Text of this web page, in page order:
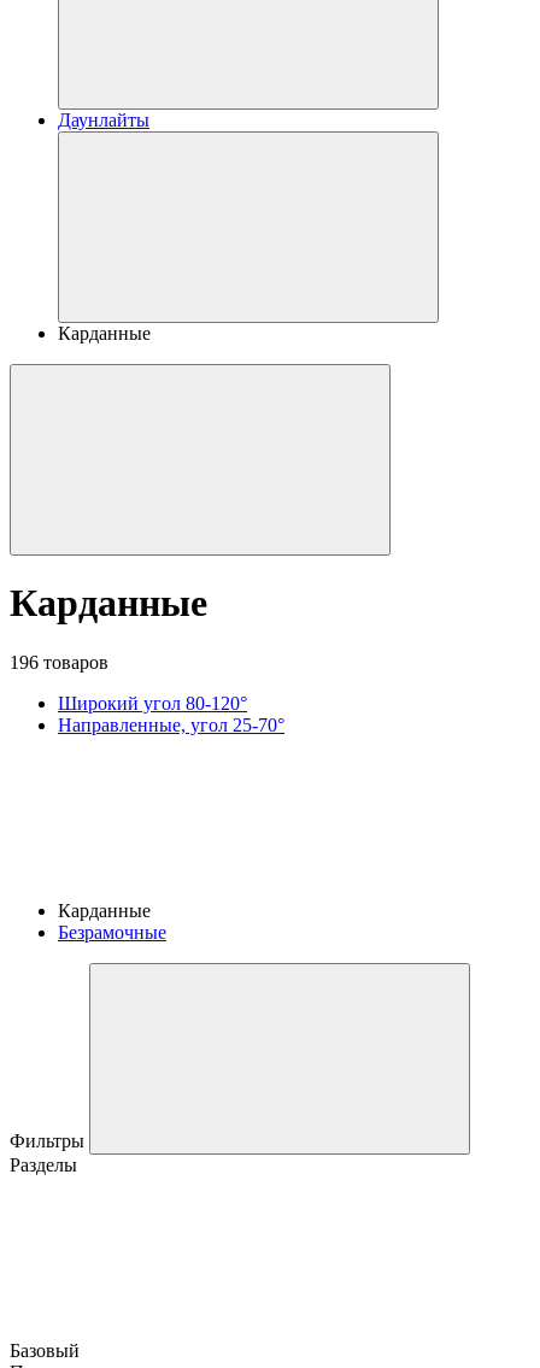
Даунлайты
Карданные
Карданные
196 товаров
Широкий угол 80-120°
Направленные, угол 25-70°
Карданные
Безрамочные
Фильтры
Разделы
Базовый